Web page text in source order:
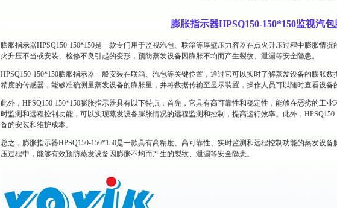
膨胀指示器HPSQ150-150*150监视汽包
膨胀指示器HPSQ150-150*150是一款专门用于监视汽包、联箱等厚壁压力容器在点火升压过程中膨胀情
火升压不当或安装、检修不良引起的变形，预防蒸发设备因膨胀不均而产生裂纹、泄漏等安全隐患。
HPSQ150-150*150膨胀指示器一般安装在联箱、汽包等关键位置，通过它可以实时了解蒸发设备的膨胀
精度的传感器，能够准确测量蒸发设备的膨胀量，并将数据传输至显示装置，操作人员可以随时查看设备
此外，HPSQ150-150*150膨胀指示器具有以下特点：首先，它具有高可靠性和稳定性，能够在恶劣的工
时监测和远程控制功能，可以实现蒸发设备膨胀情况的远程监测和控制，提高运行效率。此外，
备的安装和维护成本。
总之，膨胀指示器HPSQ150-150*150是一款具有高精度、高可靠性、实时监测和远程控制功能的蒸发设
压过程中，能够有效预防蒸发设备因膨胀不均而产生的裂纹、泄漏等安全隐患。